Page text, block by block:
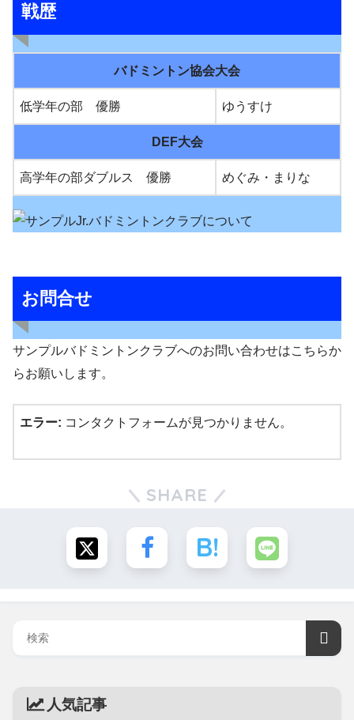
戦歴
バドミントン協会大会
低学年の部 優勝 ゆうすけ
DEF大会
高学年の部ダブルス 優勝 めぐみ・まりな
お問合せ
サンプルバドミントンクラブへのお問い合わせはこちらか
らお願いします。
エラー: コンタクトフォームが見つかりません。
SHARE
人気記事